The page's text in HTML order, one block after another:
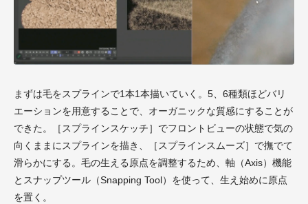
まずは毛をスプラインで1本1本描いていく。5、6種類ほどバリ
エーションを用意することで、オーガニックな質感にすることが
できた。［スプラインスケッチ］でフロントビューの状態で気の
向くままにスプラインを描き、［スプラインスムーズ］で撫でて
滑らかにする。毛の生える原点を調整するため、軸（Axis）機能
とスナップツール（Snapping Tool）を使って、生え始めに原点
を置く。